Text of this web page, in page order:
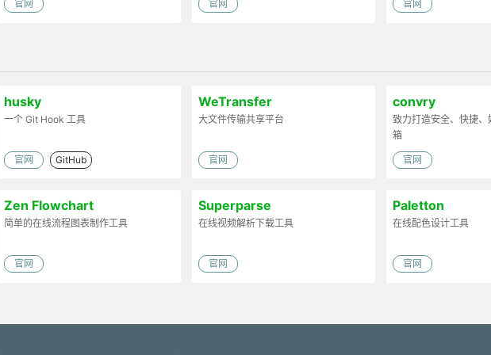
官网 官网 官网
husky
一个 Git Hook 工具
官网 GitHub
WeTransfer
大文件传输共享平台
官网
convry
致力打造安全、快捷、
箱
官网
Zen Flowchart
简单的在线流程图表制作工具
官网
Superparse
在线视频解析下载工具
官网
Paletton
在线配色设计工具
官网